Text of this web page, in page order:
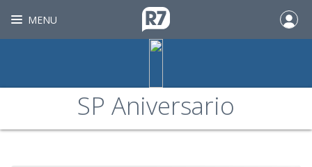
MENU
SP Aniversario